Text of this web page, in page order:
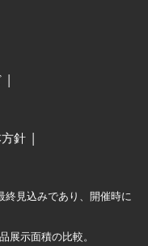
針
終見込みであり、開催時に
示面積の比較。